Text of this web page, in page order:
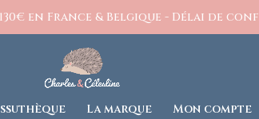
en France & Belgique - Délai de
La marque Mon compte